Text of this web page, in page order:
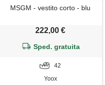
MSGM - vestito corto - blu
222,00 €
Sped. gratuita
42
Yoox